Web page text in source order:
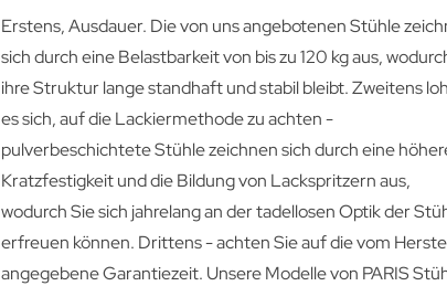
Erstens, Ausdauer. Die von uns angebotenen Stühle
sich durch eine Belastbarkeit von bis zu 120 kg aus,
ihre Struktur lange standhaft und stabil bleibt. Zweitens
es sich, auf die Lackiermethode zu achten -
pulverbeschichtete Stühle zeichnen sich durch eine
Kratzfestigkeit und die Bildung von Lackspritzern aus,
wodurch Sie sich jahrelang an der tadellosen Optik der
erfreuen können. Drittens - achten Sie auf die vom
angegebene Garantiezeit. Unsere Modelle von PARIS